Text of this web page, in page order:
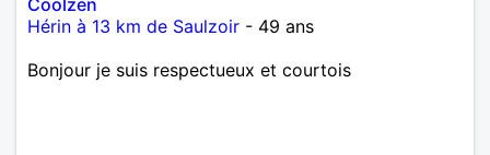
Coolzen
Hérin à 13 km de Saulzoir - 49 ans
Bonjour je suis respectueux et courtois